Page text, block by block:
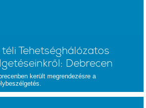
Tehetséghálózatos
Debrecen
került megrendezésre a